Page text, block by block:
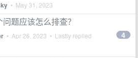
• May 31, 2023
题应该怎么排查？
• Apr 26, 2023 • Lastly replied
4